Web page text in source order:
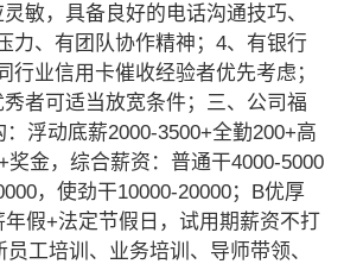
敏，具备良好的电话沟通技巧、
力、有团队协作精神；4、有银行
行业信用卡催收经验者优先考虑；
者可适当放宽条件；三、公司福
浮动底薪2000-3500+全勤200+高
奖金，综合薪资：普通干4000-5000
，使劲干10000-20000；B优厚
假+法定节假日，试用期薪资不打
工培训、业务培训、导师带领、